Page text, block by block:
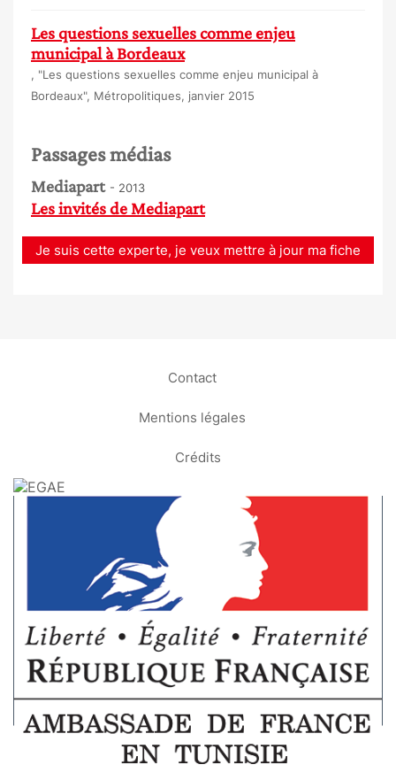
Les questions sexuelles comme enjeu
municipal à Bordeaux
, "Les questions sexuelles comme enjeu municipal à
Bordeaux", Métropolitiques, janvier 2015
Passages médias
Mediapart - 2013
Les invités de Mediapart
Je suis cette experte, je veux mettre à jour ma fiche
Contact
Mentions légales
Crédits